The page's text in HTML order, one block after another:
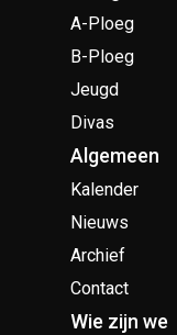
A-Ploeg
B-Ploeg
Jeugd
Divas
Algemeen
Kalender
Nieuws
Archief
Contact
Wie zijn we